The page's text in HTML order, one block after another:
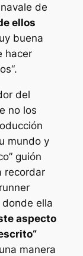
de
ellos
buena
hacer
“.
del
no los
mundo y
” guión
recordar
donde ella
aspecto
“
manera